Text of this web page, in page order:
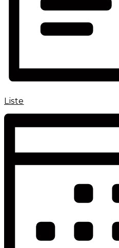
Liste